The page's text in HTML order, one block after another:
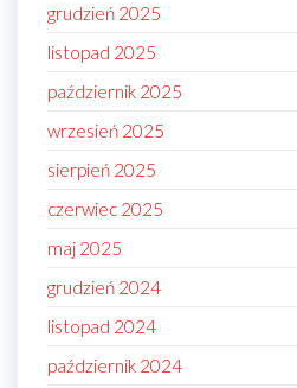
grudzień 2025
listopad 2025
październik 2025
wrzesień 2025
sierpień 2025
czerwiec 2025
maj 2025
grudzień 2024
listopad 2024
październik 2024